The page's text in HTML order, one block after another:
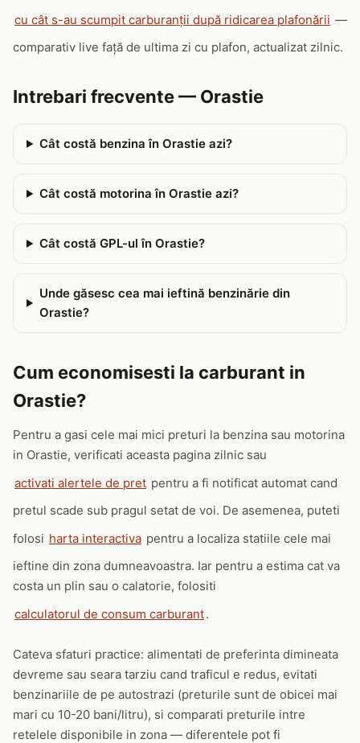
cu cât s-au scumpit carburanții după ridicarea plafonării —
comparativ live față de ultima zi cu plafon, actualizat zilnic.
Intrebari frecvente — Orastie
Cât costă benzina în Orastie azi?
Cât costă motorina în Orastie azi?
Cât costă GPL-ul în Orastie?
Unde găsesc cea mai ieftină benzinărie din
Orastie?
Cum economisesti la carburant in
Orastie?
Pentru a gasi cele mai mici preturi la benzina sau motorina
in Orastie, verificati aceasta pagina zilnic sau
activati alertele de pret pentru a fi notificat automat cand
pretul scade sub pragul setat de voi. De asemenea, puteti
folosi harta interactiva pentru a localiza statiile cele mai
ieftine din zona dumneavoastra. Iar pentru a estima cat va
costa un plin sau o calatorie, folositi
calculatorul de consum carburant.
Cateva sfaturi practice: alimentati de preferinta dimineata
devreme sau seara tarziu cand traficul e redus, evitati
benzinariile de pe autostrazi (preturile sunt de obicei mai
mari cu 10-20 bani/litru), si comparati preturile intre
retelele disponibile in zona — diferentele pot fi